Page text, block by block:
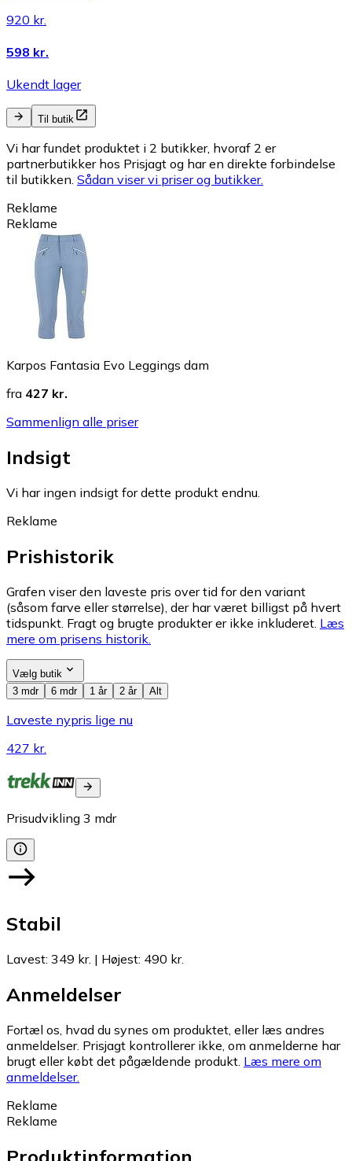
920 kr.
598 kr.
Ukendt lager
Til butik
Vi har fundet produktet i 2 butikker, hvoraf 2 er
partnerbutikker hos Prisjagt og har en direkte forbindelse
til butikken. Sådan viser vi priser og butikker.
Reklame
Reklame
Karpos Fantasia Evo Leggings dam
fra 427 kr.
Sammenlign alle priser
Indsigt
Vi har ingen indsigt for dette produkt endnu.
Reklame
Prishistorik
Grafen viser den laveste pris over tid for den variant
(såsom farve eller størrelse), der har været billigst på hvert
tidspunkt. Fragt og brugte produkter er ikke inkluderet. Læs
mere om prisens historik.
Vælg butik
3 mdr
6 mdr 1 år 2 år Alt
Laveste nypris lige nu
427 kr.
Prisudvikling 3 mdr
Stabil
Lavest: 349 kr. | Højest: 490 kr.
Anmeldelser
Fortæl os, hvad du synes om produktet, eller læs andres
anmeldelser. Prisjagt kontrollerer ikke, om anmelderne har
brugt eller købt det pågældende produkt. Læs mere om
anmeldelser.
Reklame
Reklame
Produktinformation